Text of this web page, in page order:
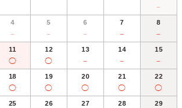
－
4
－
5
－
6
－
7
－
8
－
11
◯
12
◯
13
－
14
－
15
－
18
◯
19
◯
20
◯
21
◯
22
◯
25 26 27 28 29